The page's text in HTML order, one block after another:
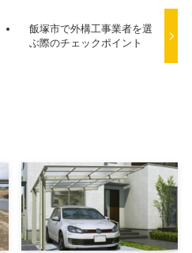
飯塚市で外構工事業者を選
ぶ際のチェックポイント